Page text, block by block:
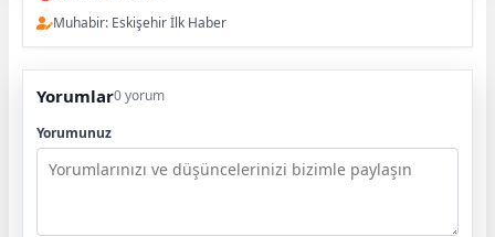
Muhabir: Eskişehir İlk Haber
Yorumlar0 yorum
Yorumunuz